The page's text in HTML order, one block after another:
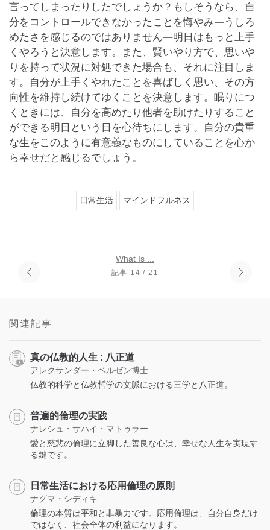
言ってしまったりしたでしょうか？もしそうなら、自
分をコントロールできなかったことを悔やみ―うしろ
めたさを感じるのではありません―明日はもっと上手
くやろうと決意します。また、賢いやり方で、思いや
りを持って状況に対処できた場合も、それに注目しま
す。自分が上手くやれたことを喜ばしく思い、その方
向性を維持し続けてゆくことを決意します。眠りにつ
くときには、自分を高めたり他者を助けたりすること
ができる明日という日を心待ちにします。自分の貴重
な生をこのように有意義なものにしていることを心か
ら幸せだと感じるでしょう。
日常生活 マインドフルネス
What Is ...
記事 14 / 21
関連記事
真の仏教的人生 : 八正道
アレクサンダー・ベルゼン博士
仏教的科学と仏教哲学の文脈における三学と八正道。
普遍的倫理の実践
ナレシュ・サハイ・マトゥラー
愛と慈悲の倫理に立脚した善良な心は、幸せな人生を実現す
る鍵です。
日常生活における応用倫理の原則
ナグマ・シディキ
倫理の本質は平和と非暴力です。応用倫理は、自分自身だけ
ではなく、社会全体の利益になります。